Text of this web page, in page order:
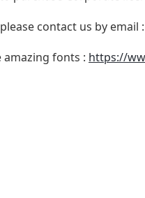
contact us by email :
fonts : https://